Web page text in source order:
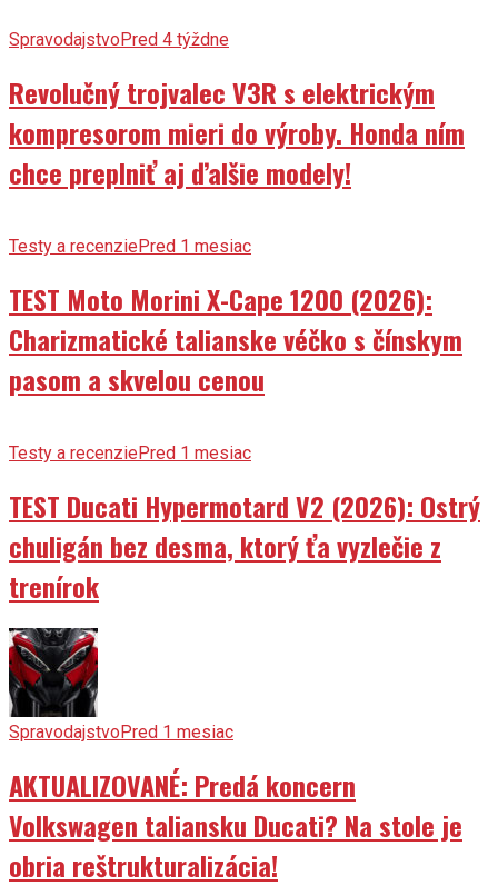
SpravodajstvoPred 4 týždne
Revolučný trojvalec V3R s elektrickým
kompresorom mieri do výroby. Honda ním
chce preplniť aj ďalšie modely!
Testy a recenziePred 1 mesiac
TEST Moto Morini X-Cape 1200 (2026):
Charizmatické talianske véčko s čínskym
pasom a skvelou cenou
Testy a recenziePred 1 mesiac
TEST Ducati Hypermotard V2 (2026): Ostrý
chuligán bez desma, ktorý ťa vyzlečie z
trenírok
SpravodajstvoPred 1 mesiac
AKTUALIZOVANÉ: Predá koncern
Volkswagen taliansku Ducati? Na stole je
obria reštrukturalizácia!